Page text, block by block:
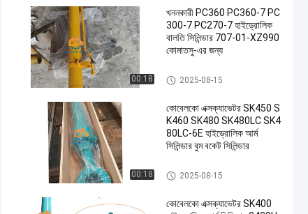
00:18
খননকারী PC360 PC360-7 PC
300-7 PC270-7 হাইড্রোলিক
বালতি সিলিন্ডার 707-01-XZ990
কোমাতসু-এর জন্য
বুম সিলিন্ডার2025-08-15
00:18
কোবেলকো এক্সক্যাভেটর SK450 S
K460 SK480 SK480LC SK4
80LC-6E হাইড্রোলিক আর্ম
সিলিন্ডার বুম বকেট সিলিন্ডার
এক্সক্যাভার হাইড্রোলিক সিলিন্ডার
2025-08-15
কোবেলকো এক্সক্যাভেটর SK400